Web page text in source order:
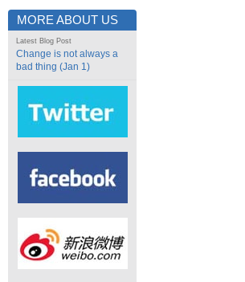
MORE ABOUT US
Latest Blog Post
Change is not always a
bad thing (Jan 1)